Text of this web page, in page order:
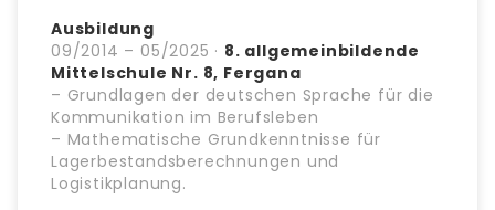
Ausbildung
09/2014 – 05/2025 · 8. allgemeinbildende
Mittelschule Nr. 8, Fergana
– Grundlagen der deutschen Sprache für die
Kommunikation im Berufsleben
– Mathematische Grundkenntnisse für
Lagerbestandsberechnungen und
Logistikplanung.